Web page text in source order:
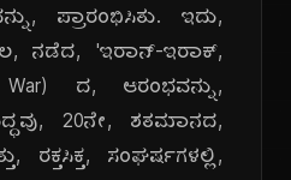
ಪ್ರಾರಂಭಿಸಿತು. ಇದು,
ನಡೆದ, 'ಇರಾನ್-ಇರಾಕ್,
ದ, ಆರಂಭವನ್ನು,
20ನೇ, ಶತಮಾನದ,
ರಕ್ತಸಿಕ್ತ, ಸಂಘರ್ಷಗಳಲ್ಲಿ,